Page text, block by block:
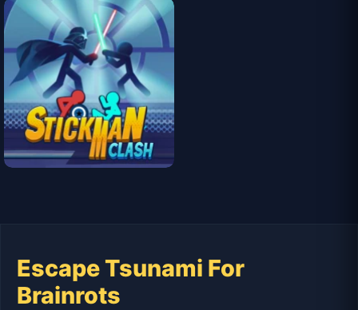
Escape Tsunami For
Brainrots